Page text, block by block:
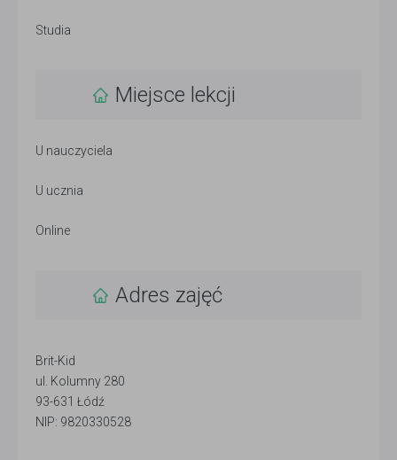
Studia
Miejsce lekcji
U nauczyciela
U ucznia
Online
Adres zajęć
Brit-Kid
ul. Kolumny 280
93-631 Łódź
NIP: 9820330528